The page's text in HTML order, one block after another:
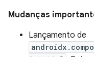
Mudanças
Lançamento de